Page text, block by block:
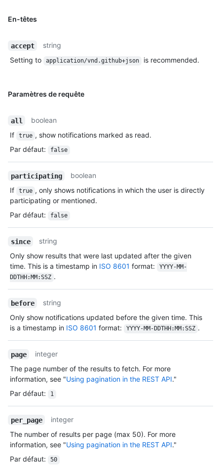
En-têtes
accept
string
Setting to
application/vnd.github+json is recommended.
Paramètres de requête
all
boolean
If
true , show notifications marked as read.
Par défaut: false
participating
boolean
If
true , only shows notifications in which the user is directly
participating or mentioned.
Par défaut: false
since
string
Only show results that were last updated after the given
time. This is a timestamp in ISO 8601 format:
YYYY-MM-
DDTHH:MM:SSZ .
before
string
Only show notifications updated before the given time. This
is a timestamp in ISO 8601 format: YYYY-MM-DDTHH:MM:SSZ .
page
integer
The page number of the results to fetch. For more
information, see "Using pagination in the REST API."
Par défaut: 1
per_page
integer
The number of results per page (max 50). For more
information, see "Using pagination in the REST API."
Par défaut: 50